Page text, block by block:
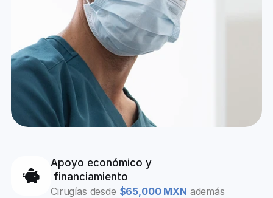
Apoyo económico y
financiamiento
Cirugías desde $65,000 MXN además